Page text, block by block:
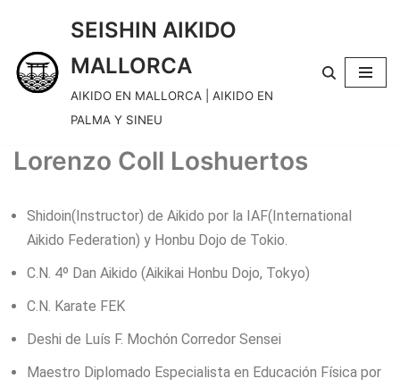
Skip
to
content
SEISHIN AIKIDO
MALLORCA
AIKIDO EN MALLORCA | AIKIDO EN
PALMA Y SINEU
Lorenzo Coll Loshuertos
Shidoin(Instructor) de Aikido por la IAF(International
Aikido Federation) y Honbu Dojo de Tokio.
C.N. 4º Dan Aikido (Aikikai Honbu Dojo, Tokyo)
C.N. Karate FEK
Deshi de Luís F. Mochón Corredor Sensei
Maestro Diplomado Especialista en Educación Física por